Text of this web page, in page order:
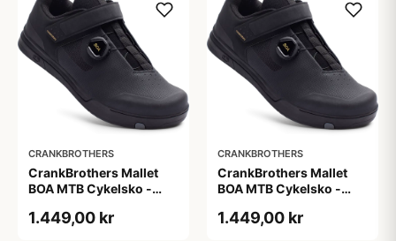
CRANKBROTHERS
CrankBrothers Mallet
BOA MTB Cykelsko -
1.449,00 kr
CRANKBROTHERS
CrankBrothers Mallet
BOA MTB Cykelsko -
1.449,00 kr